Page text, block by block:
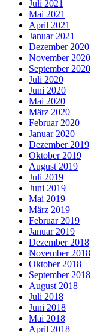
Juli 2021
Mai 2021
April 2021
Januar 2021
Dezember 2020
November 2020
September 2020
Juli 2020
Juni 2020
Mai 2020
März 2020
Februar 2020
Januar 2020
Dezember 2019
Oktober 2019
August 2019
Juli 2019
Juni 2019
Mai 2019
März 2019
Februar 2019
Januar 2019
Dezember 2018
November 2018
Oktober 2018
September 2018
August 2018
Juli 2018
Juni 2018
Mai 2018
April 2018